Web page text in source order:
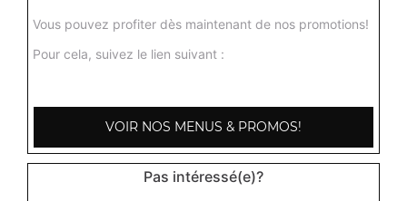
Vous pouvez profiter dès maintenant de nos promotions!
Pour cela, suivez le lien suivant :
VOIR NOS MENUS & PROMOS!
Pas intéressé(e)?